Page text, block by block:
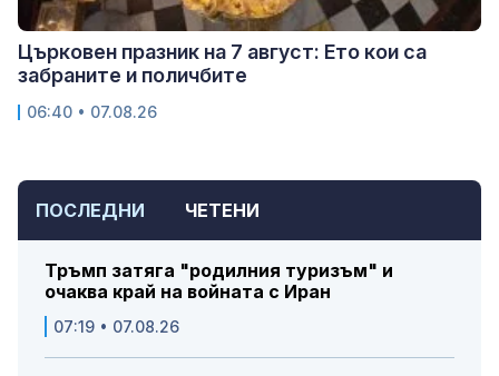
ПОСЛЕДНИ ЧЕТЕНИ
Тръмп затяга "родилния туризъм" и
очаква край на войната с Иран
07:19 • 07.08.26
Църковен празник на 7 август: Ето кои са
забраните и поличбите
06:40 • 07.08.26